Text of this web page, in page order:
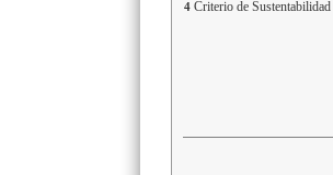
4 Criterio de Sustentabilidad